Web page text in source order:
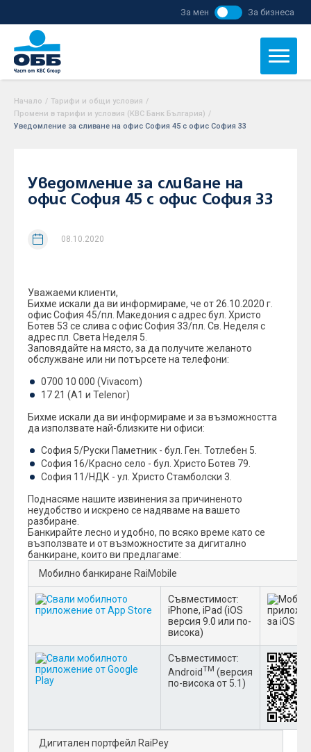
За мен За бизнеса
Начало / Тарифи и общи условия /
Промени в тарифи и условия (KBC Банк България) /
Уведомление за сливане на офис София 45 с офис София 33
Уведомление за сливане на
офис София 45 с офис София 33
08.10.2020
Уважаеми клиенти,
Бихме искали да ви информираме, че от 26.10.2020 г.
офис София 45/пл. Македония с адрес бул. Христо
Ботев 53 се слива с офис София 33/пл. Св. Неделя с
адрес пл. Света Неделя 5.
Заповядайте на място, за да получите желаното
обслужване или ни потърсете на телефони:
0700 10 000 (Vivacom)
17 21 (А1 и Telenor)
Бихме искали да ви информираме и за възможността
да използвате най-близките ни офиси:
София 5/Руски Паметник - бул. Ген. Тотлебен 5.
София 16/Красно село - бул. Христо Ботев 79.
София 11/НДК - ул. Христо Стамболски 3.
Поднасяме нашите извинения за причиненото
неудобство и искрено се надяваме на вашето
разбиране.
Банкирайтe лесно и удобно, по всяко време като се
възползвате и от възможностите за дигитално
банкиране, които ви предлагаме:
Мобилно банкиране RaiMobile
Съвместимост:
iPhone, iPad (iOS
версия 9.0 или по-
висока)
Съвместимост:
AndroidTM (версия
по-висока от 5.1)
Дигитален портфейл RaiPey